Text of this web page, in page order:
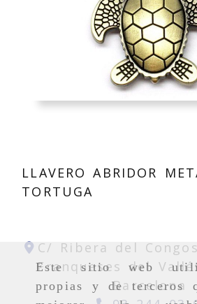
Este sitio web
propias y de terceros
LLAVERO ABRIDOR
TORTUGA
C/ Ribera del
Franqueses del
Barcelona